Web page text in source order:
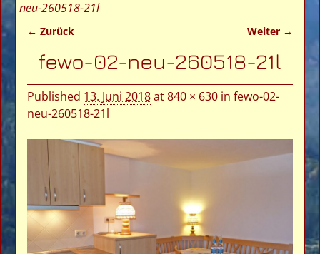
neu-260518-21l
← Zurück Weiter →
fewo-02-neu-260518-21l
Published 13. Juni 2018at840 × 630 infewo-02-
neu-260518-21l